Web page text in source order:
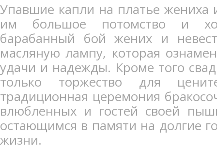
Упавшие капли на платье жениха
им большое потомство и
барабанный бой жених и
масляную лампу, которая
удачи и надежды. Кроме того
только торжество для
традиционная церемония
влюбленных и гостей своей
остающимся в памяти на долгие
жизни.